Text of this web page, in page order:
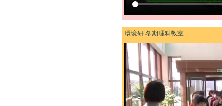
環境研 冬期理科教室